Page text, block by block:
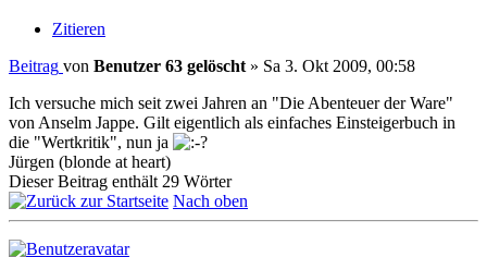
Zitieren
Beitrag von Benutzer 63 gelöscht » Sa 3. Okt 2009, 00:58
Ich versuche mich seit zwei Jahren an "Die Abenteuer der Ware"
von Anselm Jappe. Gilt eigentlich als einfaches Einsteigerbuch in
die "Wertkritik", nun ja
Jürgen (blonde at heart)
Dieser Beitrag enthält 29 Wörter
Nach oben